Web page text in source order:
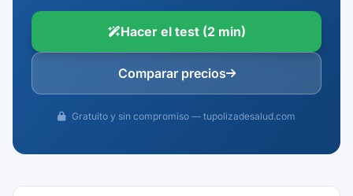
Hacer el test (2 min)
Comparar precios
Gratuito y sin compromiso — tupolizadesalud.com